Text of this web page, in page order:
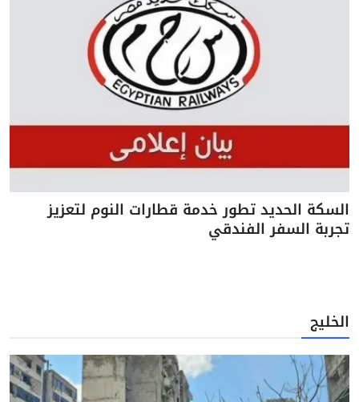
السكة الحديد تطور خدمة قطارات النوم لتعزيز
تجربة السفر الفندقي
الخليج